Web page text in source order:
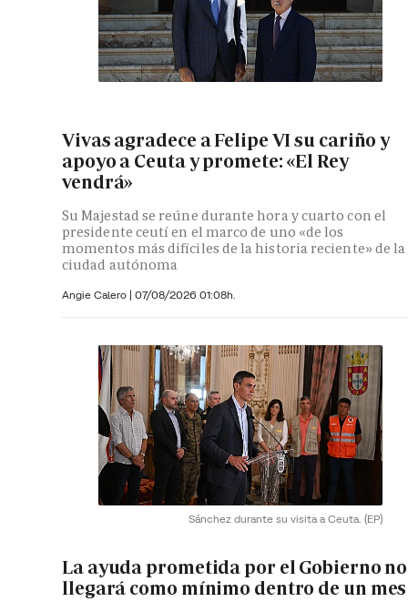
Vivas agradece a Felipe VI su cariño y
apoyo a Ceuta y promete: «El Rey
vendrá»
Su Majestad se reúne durante hora y cuarto con el
presidente ceutí en el marco de uno «de los
momentos más difíciles de la historia reciente» de la
ciudad autónoma
Angie Calero | 07/08/2026 01:08h.
Sánchez durante su visita a Ceuta. (EP)
La ayuda prometida por el Gobierno no
llegará como mínimo dentro de un mes